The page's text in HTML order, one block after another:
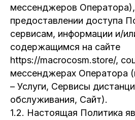
мессенджеров
предоставлении доступа
сервисам, информации и/
содержащимся на сайте
https://macrocosm.store/,
мессенджерах Оператора
– Услуги, Сервисы
обслуживания, Сайт).
1.2. Настоящая Политика